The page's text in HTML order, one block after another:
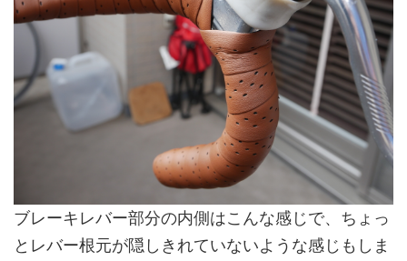
ブレーキレバー部分の内側はこんな感じで、ちょっ
とレバー根元が隠しきれていないような感じもしま